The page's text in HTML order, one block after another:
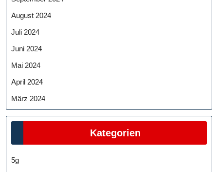
August 2024
Juli 2024
Juni 2024
Mai 2024
April 2024
März 2024
Kategorien
5g